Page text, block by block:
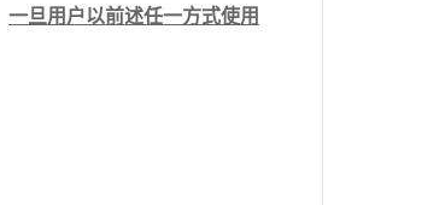
一旦用户以前述任一方式使用